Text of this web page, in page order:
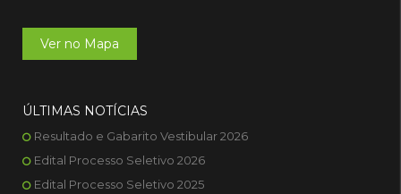
Ver no Mapa
ÚLTIMAS NOTÍCIAS
Resultado e Gabarito Vestibular 2026
Edital Processo Seletivo 2026
Edital Processo Seletivo 2025